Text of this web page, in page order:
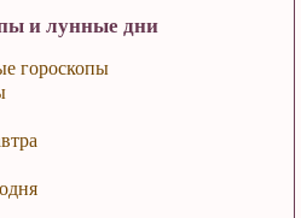
и лунные дни
гороскопы